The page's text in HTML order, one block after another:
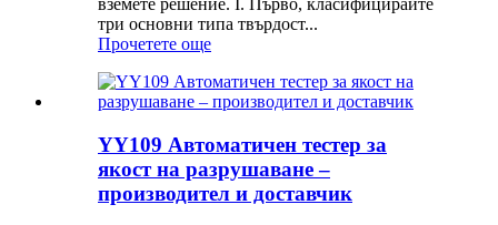
вземете решение. I. Първо, класифицирайте
три основни типа твърдост...
Прочетете още
YY109 Автоматичен тестер за
якост на разрушаване –
производител и доставчик